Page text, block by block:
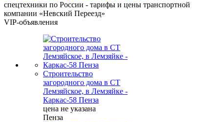
спецтехники по России - тарифы и цены транспортной
компании «Невский Переезд»
VIP-объявления
Строительство
загородного дома в СТ
Лемзяйское, в Лемзяйке -
Каркас-58 Пенза
цена не указана
Пенза